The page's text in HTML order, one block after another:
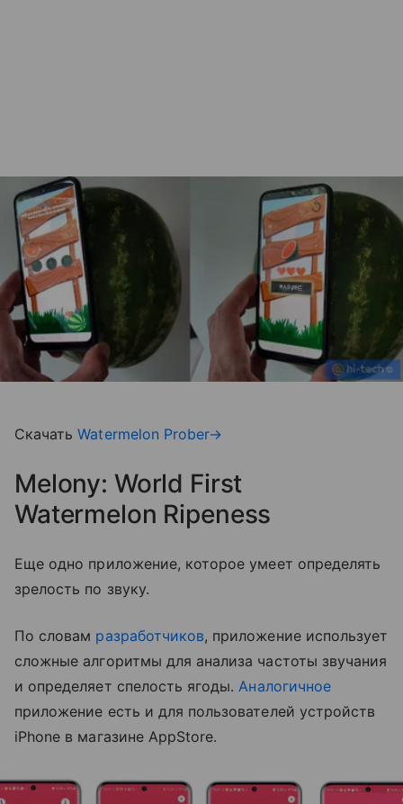
СкачатьWatermelon Prober→
Melony: World First
Watermelon Ripeness
Еще одно приложение, которое умеет определять
зрелость по звуку.
По словам разработчиков, приложение использует
сложные алгоритмы для анализа частоты звучания
и определяет спелость ягоды.Аналогичное
приложение есть и для пользователей устройств
iPhone в магазине AppStore.